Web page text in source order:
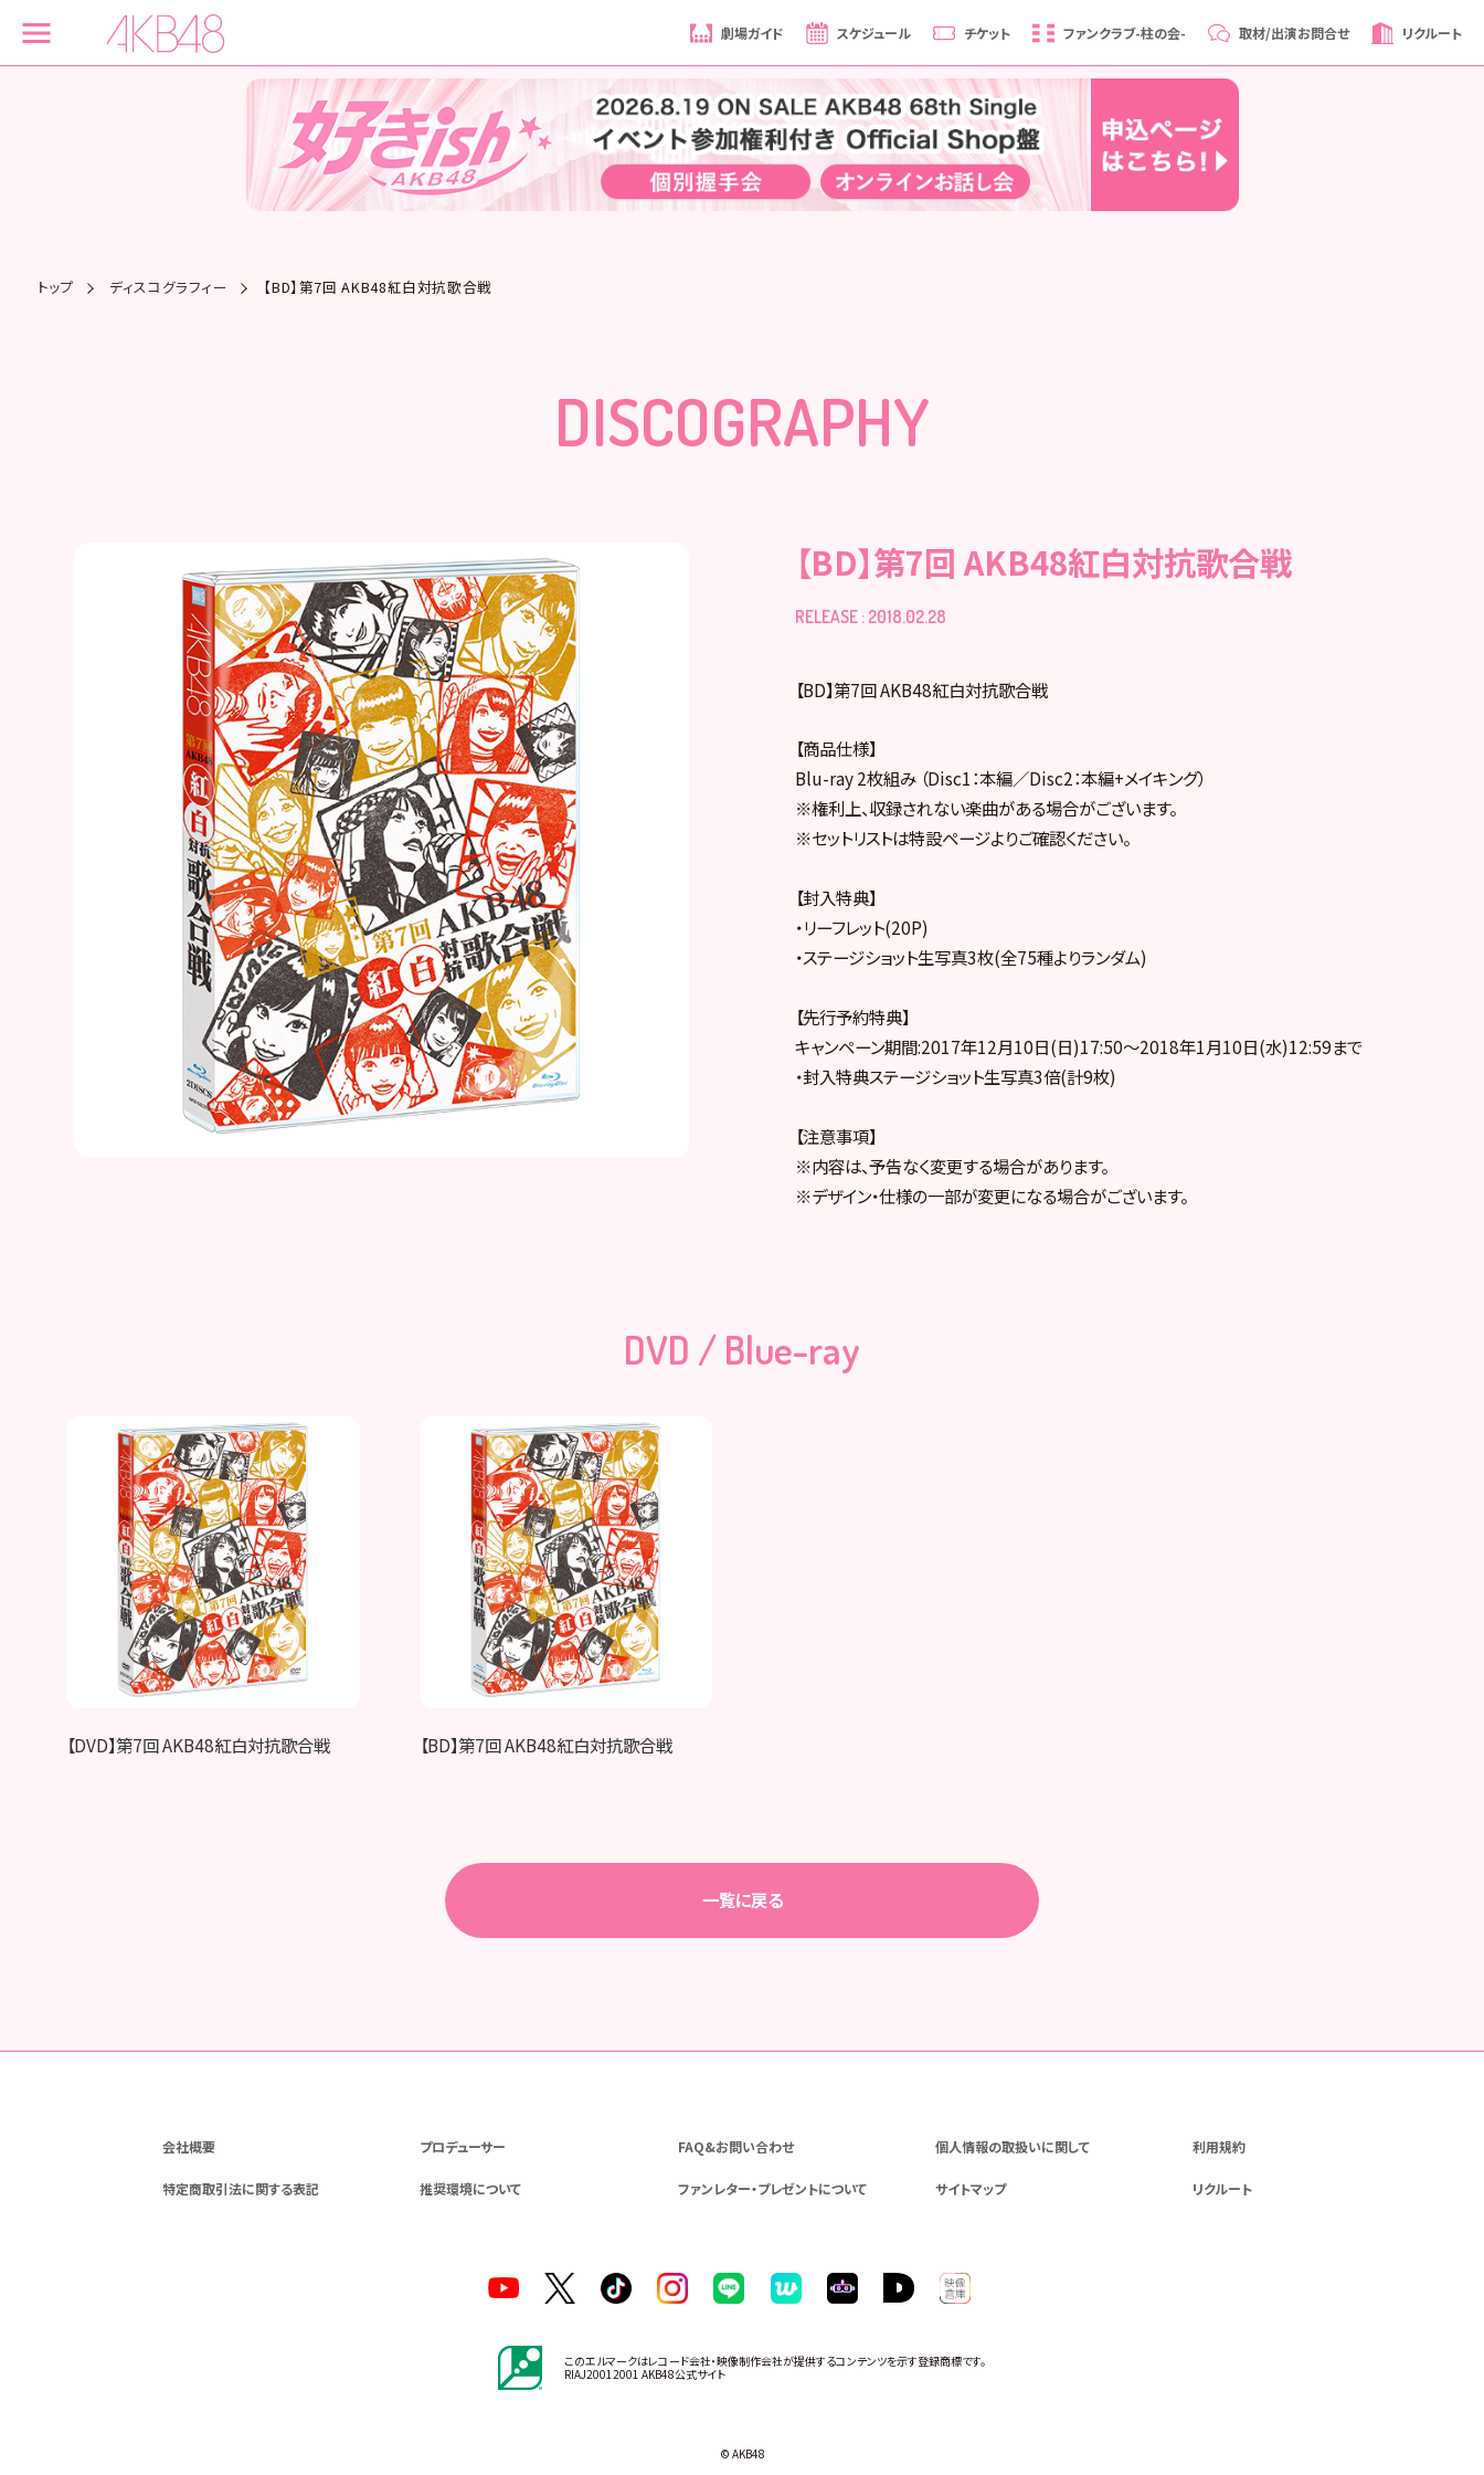
劇場ガイド スケジュール チケット ファンクラブ-柱の会- 取材/出演お問合せ リクルート
トップ ディスコグラフィー 【BD】第7回 AKB48紅白対抗歌合戦
DISCOGRAPHY
【BD】第7回 AKB48紅白対抗歌合戦
RELEASE : 2018.02.28
【BD】第7回 AKB48紅白対抗歌合戦
【商品仕様】
Blu-ray 2枚組み （Disc1：本編／Disc2：本編+メイキング）
※権利上、収録されない楽曲がある場合がございます。
※セットリストは特設ページよりご確認ください。
【封入特典】
・リーフレット(20P)
・ステージショット生写真3枚(全75種よりランダム)
【先行予約特典】
キャンペーン期間:2017年12月10日(日)17:50～2018年1月10日(水)12:59まで
・封入特典ステージショット生写真3倍(計9枚)
【注意事項】
※内容は、予告なく変更する場合があります。
※デザイン・仕様の一部が変更になる場合がございます。
DVD / Blue-ray
【DVD】第7回 AKB48紅白対抗歌合戦 【BD】第7回 AKB48紅白対抗歌合戦
一覧に戻る
会社概要 プロデューサー FAQ&お問い合わせ 個人情報の取扱いに関して 利用規約
特定商取引法に関する表記 推奨環境について ファンレター・プレゼントについて サイトマップ リクルート
このエルマークはレコード会社・映像制作会社が提供するコンテンツを示す登録商標です。
RIAJ20012001 AKB48公式サイト
© AKB48